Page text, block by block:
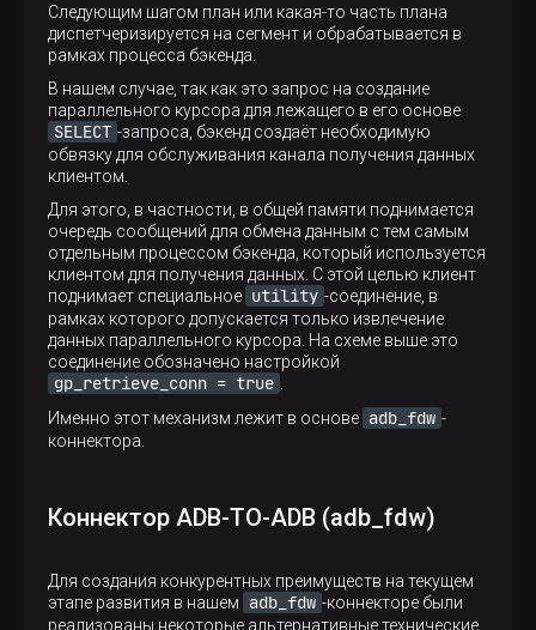
Следующим шагом план или какая-то часть плана
диспетчеризируется на сегмент и обрабатывается в
рамках процесса бэкенда.
В нашем случае, так как это запрос на создание
параллельного курсора для лежащего в его основе
SELECT -запроса, бэкенд создаёт необходимую
обвязку для обслуживания канала получения данных
клиентом.
Для этого, в частности, в общей памяти поднимается
очередь сообщений для обмена данным с тем самым
отдельным процессом бэкенда, который используется
клиентом для получения данных. С этой целью клиент
поднимает специальное utility -соединение, в
рамках которого допускается только извлечение
данных параллельного курсора. На схеме выше это
соединение обозначено настройкой
gp_retrieve_conn = true
Именно этот механизм лежит в основе adb_fdw -
коннектора.
Коннектор ADB-TO-ADB (adb_fdw)
Для создания конкурентных преимуществ на текущем
этапе развития в нашем
adb_fdw -коннекторе были
реализованы некоторые альтернативные технические